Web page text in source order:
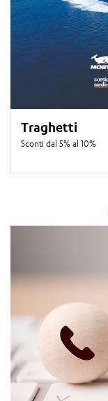
Traghetti
Sconti dal 5% al 10%